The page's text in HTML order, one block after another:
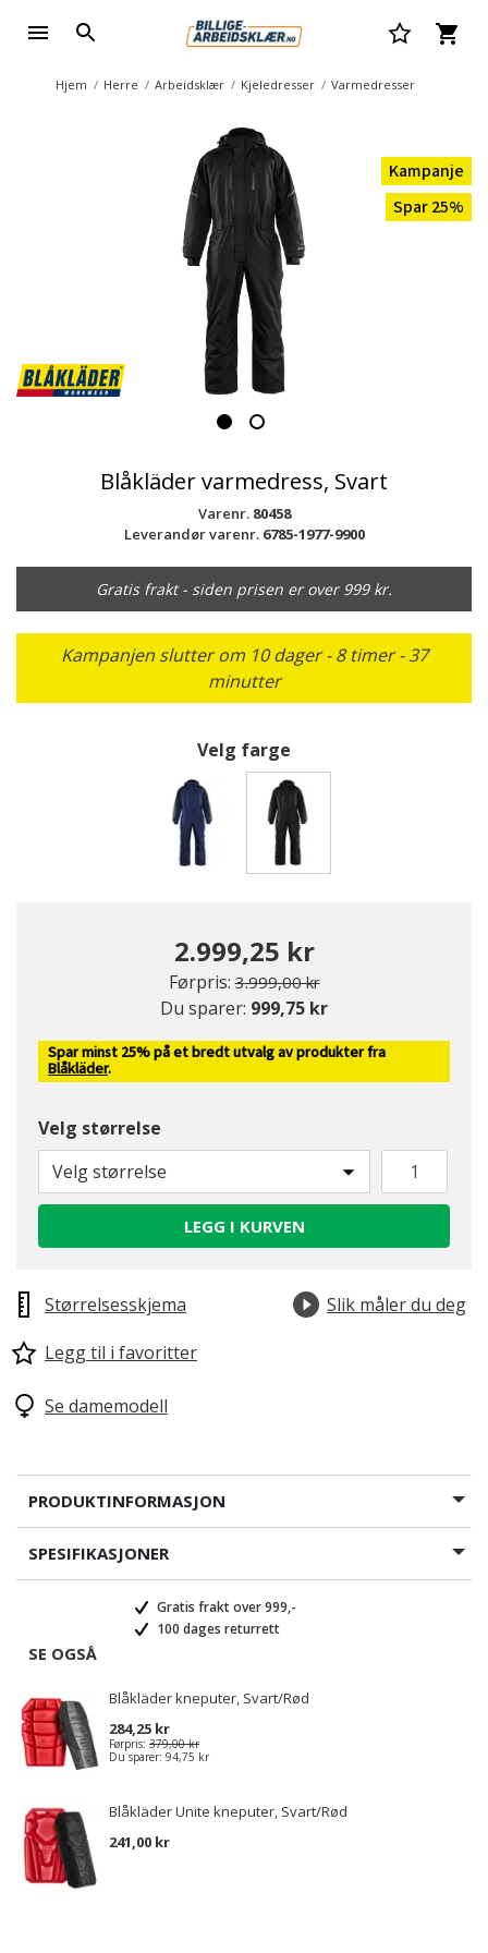
Hjem Herre Arbeidsklær Kjeledresser Varmedresser
Kampanje
Spar 25%
Blåkläder varmedress, Svart
Varenr. 80458
Leverandør varenr. 6785-1977-9900
Gratis frakt - siden prisen er over 999 kr.
Kampanjen slutter om 10 dager - 8 timer - 37
minutter
Velg farge
2.999,25 kr
Førpris: Pris redusert fra
3.999,00 krtil
Du sparer: 999,75 kr
Spar minst 25% på et bredt utvalg av produkter fra
Blåkläder.
Velg størrelse
Velg størrelse
LEGG I KURVEN
Størrelsesskjema
Slik måler du deg
Legg til i favoritter
Se damemodell
PRODUKTINFORMASJON
SPESIFIKASJONER
Gratis frakt over 999,-
100 dages returrett
SE OGSÅ
Blåkläder kneputer, Svart/Rød
284,25 kr
Førpris: 379,00 kr
Du sparer: 94,75 kr
Blåkläder Unite kneputer, Svart/Rød
241,00 kr